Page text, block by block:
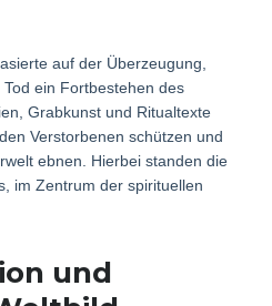
auf der Überzeugung,
ein Fortbestehen des
Grabkunst und Ritualtexte
Verstorbenen schützen und
ebnen. Hierbei standen die
im Zentrum der spirituellen
und